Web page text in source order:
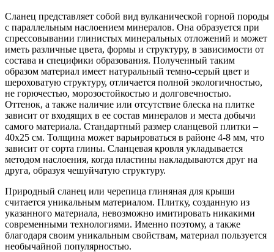
Сланец представляет собой вид вулканической горной породы
с параллельным наслоением минералов. Она образуется при
спрессовывании глинистых минеральных отложений и может
иметь различные цвета, формы и структуру, в зависимости от
состава и специфики образования. Полученный таким
образом материал имеет натуральный темно-серый цвет и
шероховатую структуру, отличается полной экологичностью,
не горючестью, морозостойкостью и долговечностью.
Оттенок, а также наличие или отсутствие блеска на плитке
зависит от входящих в ее состав минералов и места добычи
самого материала. Стандартный размер сланцевой плитки –
40х25 см. Толщина может варьироваться в районе 4-8 мм, что
зависит от сорта глины. Сланцевая кровля укладывается
методом наслоения, когда пластины накладываются друг на
друга, образуя чешуйчатую структуру.
Природный сланец или черепица глиняная для крыши
считается уникальным материалом. Плитку, созданную из
указанного материала, невозможно имитировать никакими
современными технологиями. Именно поэтому, а также
благодаря своим уникальным свойствам, материал пользуется
необычайной популярностью.